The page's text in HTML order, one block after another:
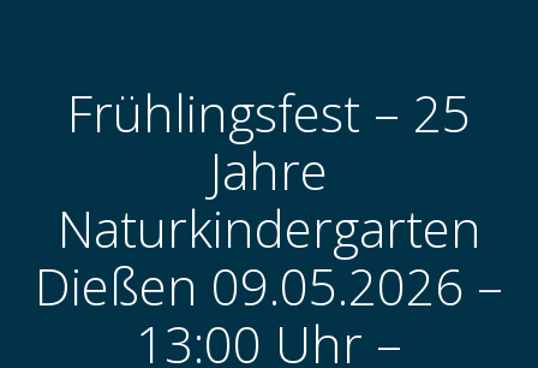
Frühlingsfest – 25
Jahre
Naturkindergarten
Dießen 09.05.2026 –
13:00 Uhr –